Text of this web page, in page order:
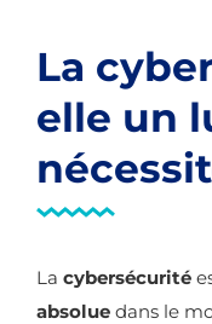
La
elle un
La cybersécurité
absolue dans le